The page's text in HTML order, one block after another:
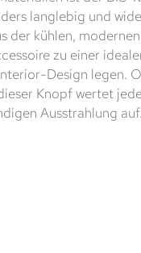
langlebig und
der kühlen,
zu einer
Design legen.
Knopf wertet
Ausstrahlung auf.